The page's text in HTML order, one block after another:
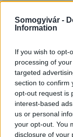
Somogyivár -
Information
If you wish to opt-
processing of
targeted
section to confirm
opt-out request is
interest-based
us or personal
your opt-out. You
disclosure of your
Helyi hírek
Amire
csökken a